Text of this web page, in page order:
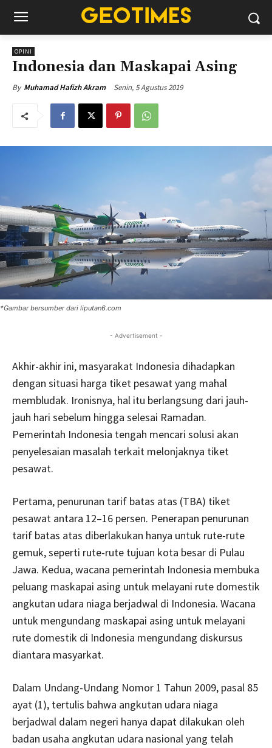
OPINI
Indonesia dan Maskapai Asing
By Muhamad Hafizh Akram Senin, 5 Agustus 2019
*Gambar bersumber dari liputan6.com
- Advertisement -
Akhir-akhir ini, masyarakat Indonesia dihadapkan
dengan situasi harga tiket pesawat yang mahal
membludak. Ironisnya, hal itu berlangsung dari jauh-
jauh hari sebelum hingga selesai Ramadan.
Pemerintah Indonesia tengah mencari solusi akan
penyelesaian masalah terkait melonjaknya tiket
pesawat.
Pertama, penurunan tarif batas atas (TBA) tiket
pesawat antara 12–16 persen. Penerapan penurunan
tarif batas atas diberlakukan hanya untuk rute-rute
gemuk, seperti rute-rute tujuan kota besar di Pulau
Jawa. Kedua, wacana pemerintah Indonesia membuka
peluang maskapai asing untuk melayani rute domestik
angkutan udara niaga berjadwal di Indonesia. Wacana
untuk mengundang maskapai asing untuk melayani
rute domestik di Indonesia mengundang diskursus
diantara masyarkat.
Dalam Undang-Undang Nomor 1 Tahun 2009, pasal 85
ayat (1), tertulis bahwa angkutan udara niaga
berjadwal dalam negeri hanya dapat dilakukan oleh
badan usaha angkutan udara nasional yang telah